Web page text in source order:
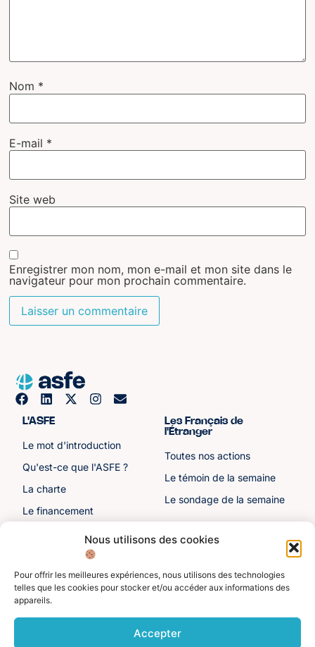
Nous utilisons des cookies
Pour offrir les meilleures expériences, nous utilisons des technologies
telles que les cookies pour stocker et/ou accéder aux informations des
appareils.
Accepter
Nom *
E-mail *
Site web
Enregistrer mon nom, mon e-mail et mon site dans le
navigateur pour mon prochain commentaire.
L'ASFE
Le mot d'introduction
Qu'est-ce que l'ASFE ?
La charte
Le financement
Les sénateurs
Les Français de
l'Étranger
Toutes nos actions
Le témoin de la semaine
Le sondage de la semaine
Autre liens
Toutes les ressources
Divers
personnelles
Mentions légales